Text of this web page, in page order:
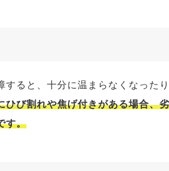
ると、十分に温まらなくなった
ひび割れや焦げ付きがある場合、
す。